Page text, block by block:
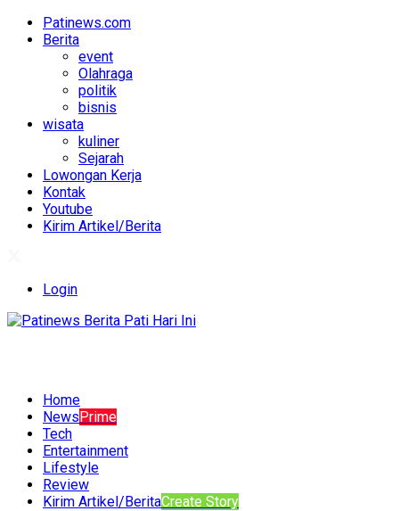
Patinews.com
Berita
event
Olahraga
politik
bisnis
wisata
kuliner
Sejarah
Lowongan Kerja
Kontak
Youtube
Kirim Artikel/Berita
Login
Home
NewsPrime
Tech
Entertainment
Lifestyle
Review
Kirim Artikel/BeritaCreate Story